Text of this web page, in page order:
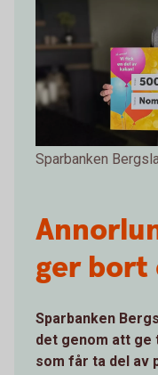
ger bort
Sparbanken
det genom att ge
som får ta del av
Sparbanken